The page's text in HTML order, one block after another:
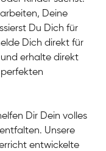
Deine
Du Dich für
Dich direkt für
erhalte direkt
Dir Dein volles
Unsere
entwickelte